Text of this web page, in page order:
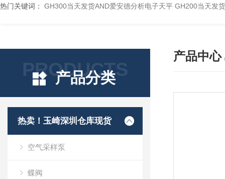
热门关键词： GH300当天发货AND爱安德分析电子天平 GH200当天发
PRODUCTS
产品分类
热卖！玉崎深圳仓库现货
空气采样泵
蝶阀
产品中心